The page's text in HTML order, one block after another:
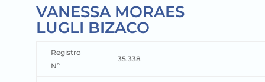
VANESSA MORAES
LUGLI BIZACO
Registro
Nº
35.338